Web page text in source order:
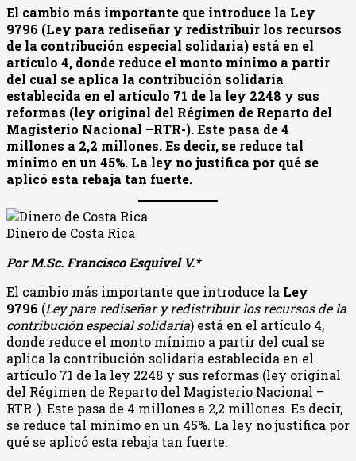
El cambio más importante que introduce la Ley
9796 (Ley para rediseñar y redistribuir los recursos
de la contribución especial solidaria) está en el
artículo 4, donde reduce el monto mínimo a partir
del cual se aplica la contribución solidaria
establecida en el artículo 71 de la ley 2248 y sus
reformas (ley original del Régimen de Reparto del
Magisterio Nacional –RTR-). Este pasa de 4
millones a 2,2 millones. Es decir, se reduce tal
mínimo en un 45%. La ley no justifica por qué se
aplicó esta rebaja tan fuerte.
Dinero de Costa Rica
Por M.Sc. Francisco Esquivel V.*
El cambio más importante que introduce la Ley
9796 (Ley para rediseñar y redistribuir los recursos de la
contribución especial solidaria) está en el artículo 4,
donde reduce el monto mínimo a partir del cual se
aplica la contribución solidaria establecida en el
artículo 71 de la ley 2248 y sus reformas (ley original
del Régimen de Reparto del Magisterio Nacional –
RTR-). Este pasa de 4 millones a 2,2 millones. Es decir,
se reduce tal mínimo en un 45%. La ley no justifica por
qué se aplicó esta rebaja tan fuerte.